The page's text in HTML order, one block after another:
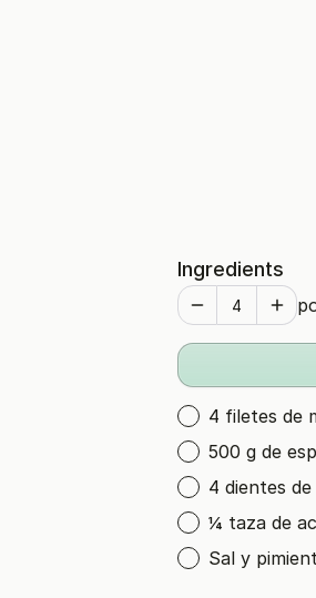
Ingredients
4 filetes de
500 g de
4 dientes
¼ taza de
Sal y